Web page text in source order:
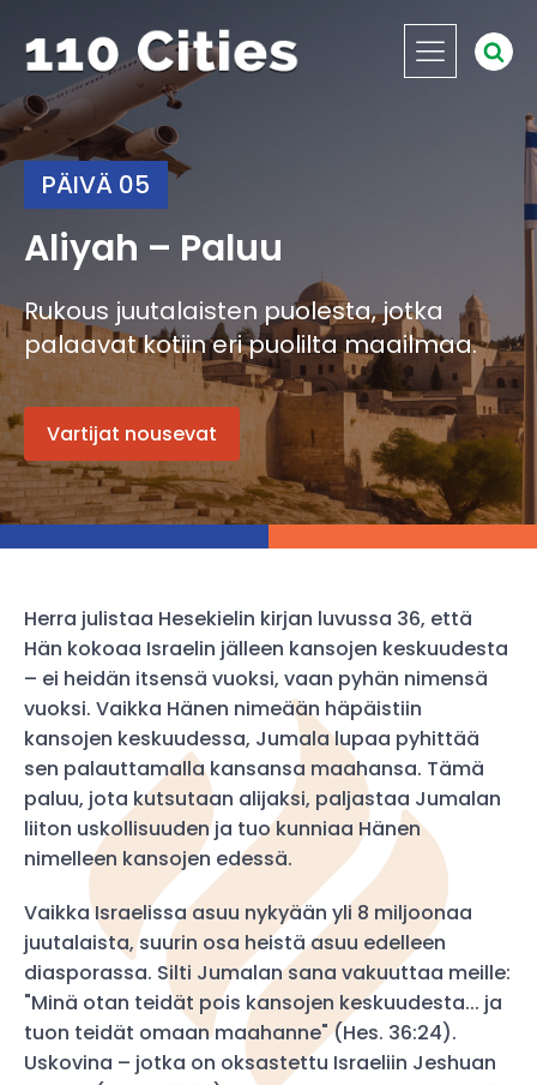
PÄIVÄ 05
Aliyah – Paluu
Rukous juutalaisten puolesta, jotka
palaavat kotiin eri puolilta maailmaa.
Vartijat nousevat
Herra julistaa Hesekielin kirjan luvussa 36, että
Hän kokoaa Israelin jälleen kansojen keskuudesta
– ei heidän itsensä vuoksi, vaan pyhän nimensä
vuoksi. Vaikka Hänen nimeään häpäistiin
kansojen keskuudessa, Jumala lupaa pyhittää
sen palauttamalla kansansa maahansa. Tämä
paluu, jota kutsutaan alijaksi, paljastaa Jumalan
liiton uskollisuuden ja tuo kunniaa Hänen
nimelleen kansojen edessä.
Vaikka Israelissa asuu nykyään yli 8 miljoonaa
juutalaista, suurin osa heistä asuu edelleen
diasporassa. Silti Jumalan sana vakuuttaa meille:
"Minä otan teidät pois kansojen keskuudesta... ja
tuon teidät omaan maahanne" (Hes. 36:24).
Uskovina – jotka on oksastettu Israeliin Jeshuan